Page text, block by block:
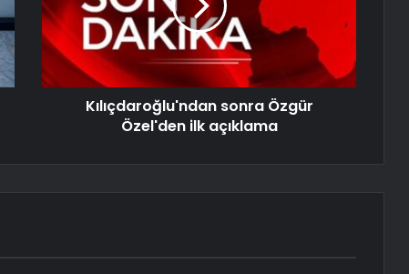
Kılıçdaroğlu'ndan sonra Özgür
Özel'den ilk açıklama